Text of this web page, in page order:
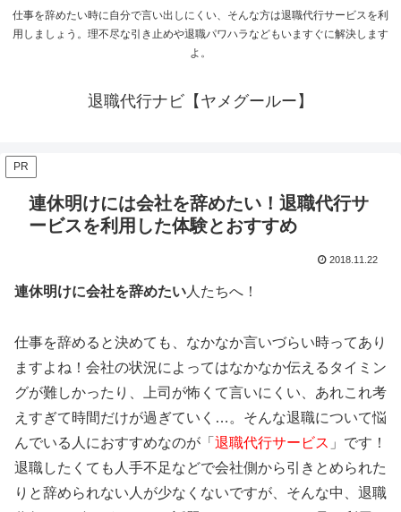
仕事を辞めたい時に自分で言い出しにくい、そんな方は退職代行サービスを利
用しましょう。理不尽な引き止めや退職パワハラなどもいますぐに解決します
よ。
退職代行ナビ【ヤメグールー】
PR
連休明けには会社を辞めたい！退職代行サ
ービスを利用した体験とおすすめ
2018.11.22
連休明けに会社を辞めたい 人たちへ！
仕事を辞めると決めても、なかなか言いづらい時ってあり
ますよね！会社の状況によってはなかなか伝えるタイミン
グが難しかったり、上司が怖くて言いにくい、あれこれ考
えすぎて時間だけが過ぎていく…。そんな退職について悩
んでいる人におすすめなのが「 退職代行サービス 」です！
退職したくても人手不足などで会社側から引きとめられた
りと辞められない人が少なくないですが、そんな中、退職